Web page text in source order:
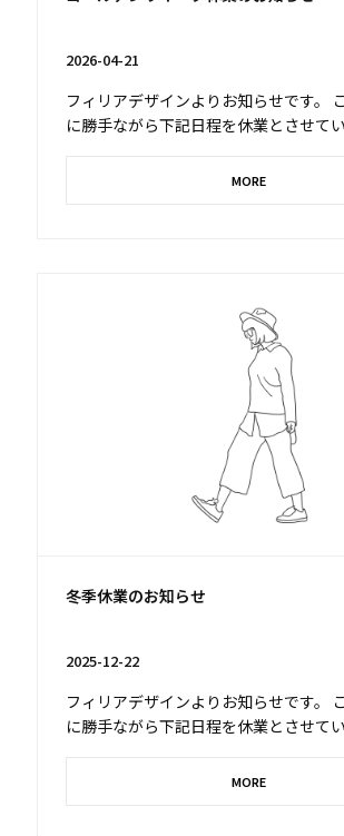
2026-04-21
フィリアデザインよりお知らせです。
に勝手ながら下記日程を休業とさせて
MORE
冬季休業のお知らせ
2025-12-22
フィリアデザインよりお知らせです。
に勝手ながら下記日程を休業とさせて
MORE